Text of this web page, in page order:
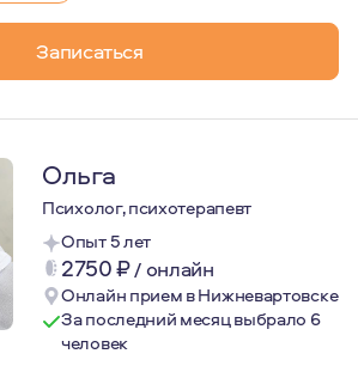
Записаться
Ольга
Психолог, психотерапевт
Опыт 5 лет
2750₽/ онлайн
Онлайн прием в Нижневартовске
За последний месяц выбрало 6
человек